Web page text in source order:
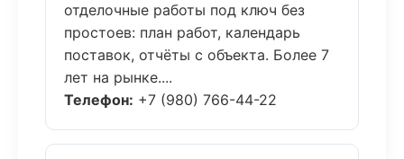
отделочные работы под ключ без
простоев: план работ, календарь
поставок, отчёты с объекта. Более 7
лет на рынке....
Телефон: +7 (980) 766-44-22